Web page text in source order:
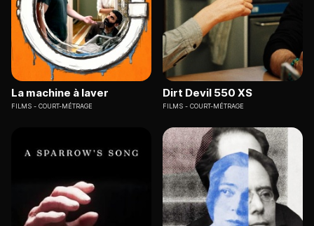
La machine à laver
FILMS COURT-MÉTRAGE
Dirt Devil 550 XS
FILMS COURT-MÉTRAGE